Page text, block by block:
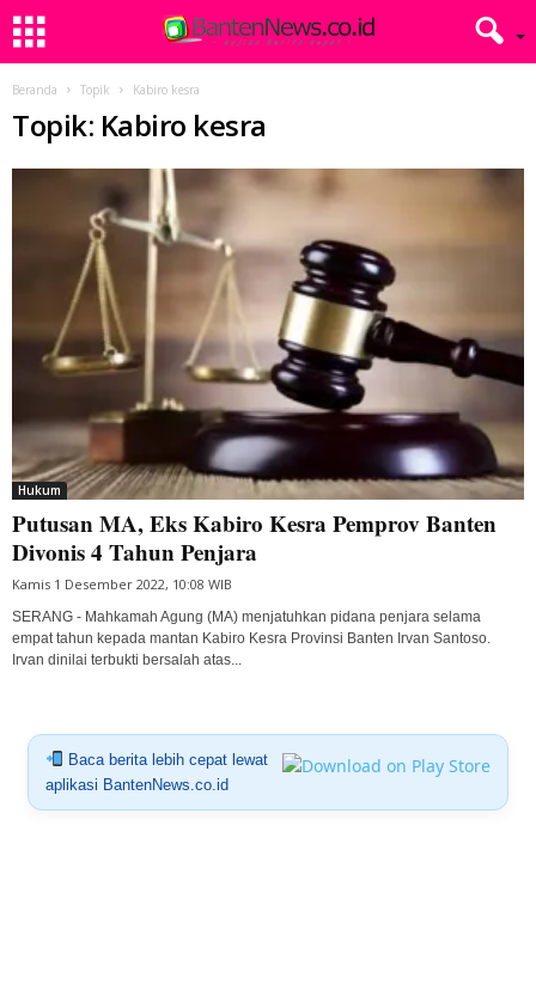
Beranda Topik Kabiro kesra
Topik: Kabiro kesra
Hukum
Putusan MA, Eks Kabiro Kesra Pemprov Banten
Divonis 4 Tahun Penjara
Kamis 1 Desember 2022, 10:08 WIB
SERANG - Mahkamah Agung (MA) menjatuhkan pidana penjara selama
empat tahun kepada mantan Kabiro Kesra Provinsi Banten Irvan Santoso.
Irvan dinilai terbukti bersalah atas...
Baca berita lebih cepat lewat
aplikasi BantenNews.co.id